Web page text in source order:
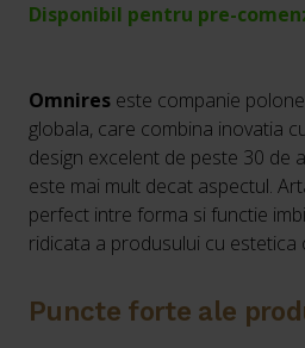
Disponibil pentru pre-
Omnires este companie
globala, care combina inovatia
design excelent de peste 30 de
este mai mult decat aspectul.
perfect intre forma si functie
ridicata a produsului cu estetica
Puncte forte ale